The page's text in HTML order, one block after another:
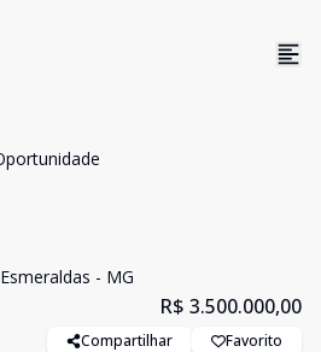
- MG
R$ 3.500.000,00
Compartilhar Favorito